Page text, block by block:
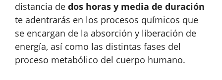
distancia de dos horas y media de duración
te adentrarás en los procesos químicos que
se encargan de la absorción y liberación de
energía, así como las distintas fases del
proceso metabólico del cuerpo humano.